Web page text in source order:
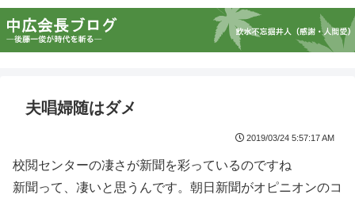
夫唱婦随はダメ
2019/03/24 5:57:17 AM
校閲センターの凄さが新聞を彩っているのですね
新聞って、凄いと思うんです。朝日新聞がオピニオンのコ